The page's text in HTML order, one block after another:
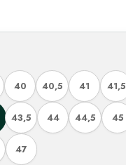
40 40,5 41 41,5
43,5 44 44,5 45
47